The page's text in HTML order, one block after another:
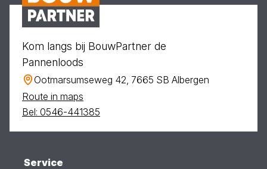
Kom langs bij BouwPartner de
Pannenloods
Ootmarsumseweg 42, 7665 SB Albergen
Route in maps
Bel: 0546-441385
Service